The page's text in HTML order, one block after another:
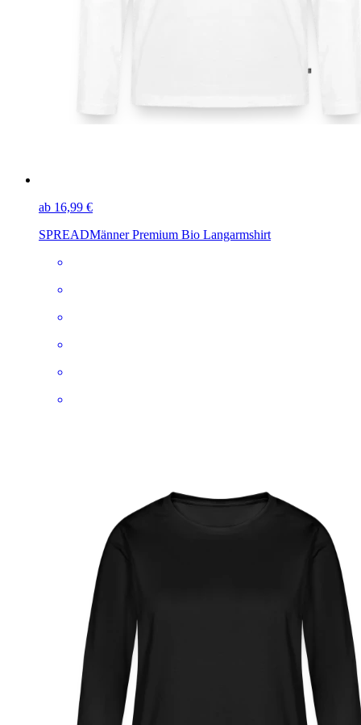
ab 16,99 €
SPREADMänner Premium Bio Langarmshirt